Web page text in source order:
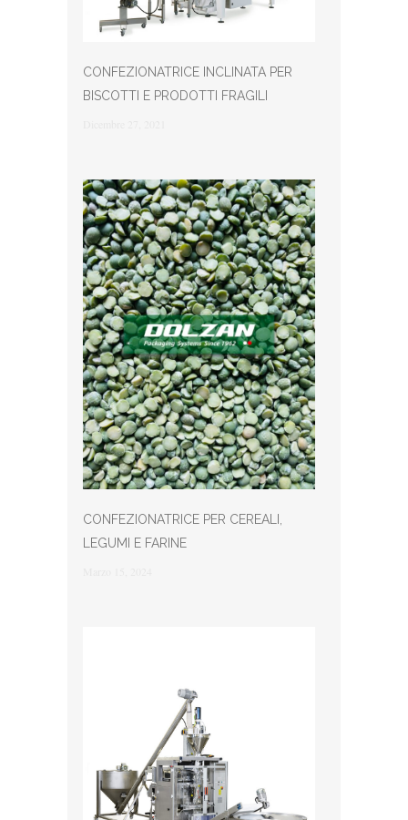
CONFEZIONATRICE INCLINATA PER
BISCOTTI E PRODOTTI FRAGILI
CONFEZIONATRICE PER CEREALI,
LEGUMI E FARINE